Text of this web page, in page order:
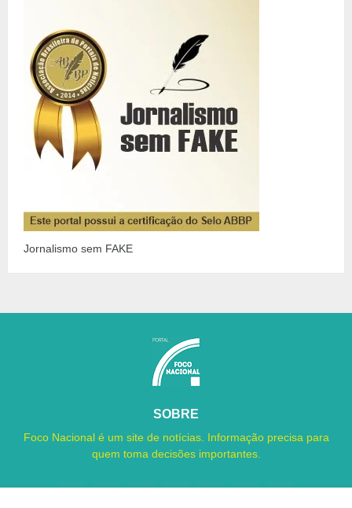
Jornalismo sem FAKE
SOBRE
Foco Nacional é um site de notícias. Informação precisa para
quem toma decisões importantes.